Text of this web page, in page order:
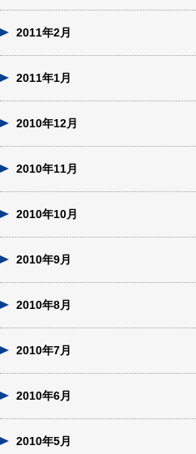
2011年2月
2011年1月
2010年12月
2010年11月
2010年10月
2010年9月
2010年8月
2010年7月
2010年6月
2010年5月